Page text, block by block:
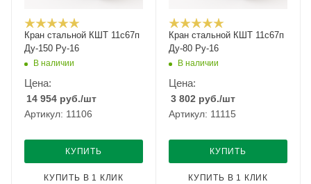
Кран стальной КШТ 11с67п
Ду-150 Ру-16
В наличии
Цена:
14 954 руб./шт
Артикул: 11106
КУПИТЬ
КУПИТЬ В 1 КЛИК
Кран стальной КШТ 11с67п
Ду-80 Ру-16
В наличии
Цена:
3 802 руб./шт
Артикул: 11115
КУПИТЬ
КУПИТЬ В 1 КЛИК